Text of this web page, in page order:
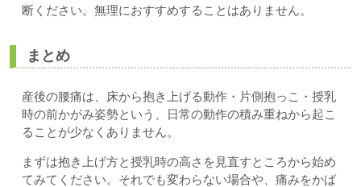
断ください。無理におすすめすることはありません。
まとめ
産後の腰痛は、床から抱き上げる動作・片側抱っこ・授乳
時の前かがみ姿勢という、日常の動作の積み重ねから起こ
ることが少なくありません。
まずは抱き上げ方と授乳時の高さを見直すところから始め
てみてください。それでも変わらない場合や、痛みをかば